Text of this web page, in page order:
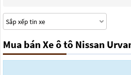
Mua bán Xe ô tô Nissan